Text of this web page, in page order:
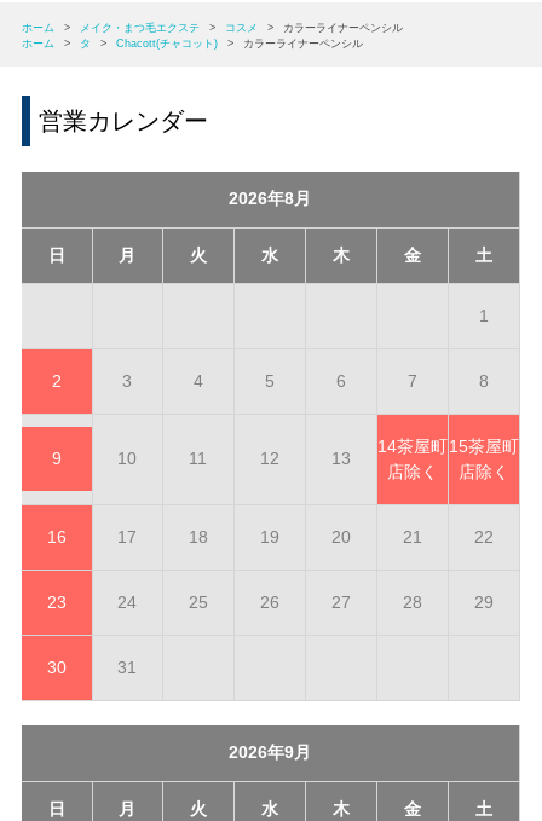
ホーム > メイク・まつ毛エクステ > コスメ >
カラーライナーペンシル
ホーム
> タ > Chacott(チャコット) > カラーライナーペンシル
営業カレンダー
2026年8月
日 月 火 水 木 金 土
1
2 3 4 5 6 7 8
9 10 11 12 13
14茶屋町
店除く
15茶屋町
店除く
16 17 18 19 20 21 22
23 24 25 26 27 28 29
30 31
2026年9月
日 月 火 水 木 金 土